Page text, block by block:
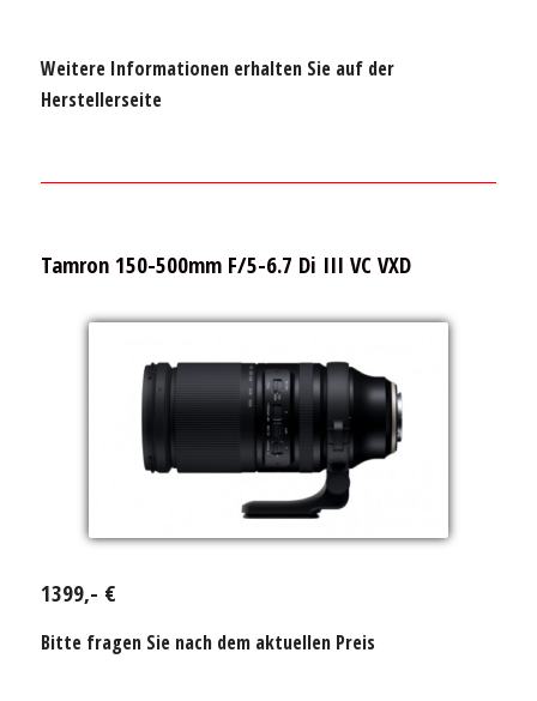
Weitere Informationen erhalten Sie auf der
Herstellerseite
Tamron 150-500mm F/5-6.7 Di III VC VXD
1399,- €
Bitte fragen Sie nach dem aktuellen Preis